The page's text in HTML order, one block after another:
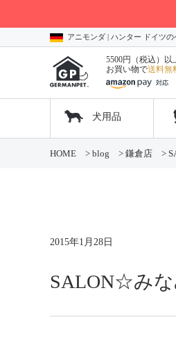
アニモンダ | ハンター ドイツ
5500円（税込）以
お買い物で送料無
犬用品
HOME > blog > 鎌倉店 >
2015年1月28日
SALON☆み